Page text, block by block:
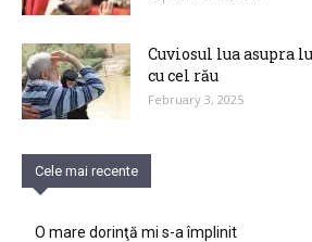
Cuviosul lua asupra
cu cel rău
February 3, 2025
Cele mai recente
O mare dorinţă mi s-a împlinit